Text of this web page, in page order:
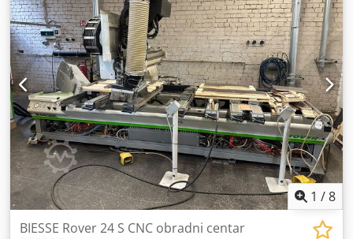
1 /8
BIESSE Rover 24 S CNC obradni centar